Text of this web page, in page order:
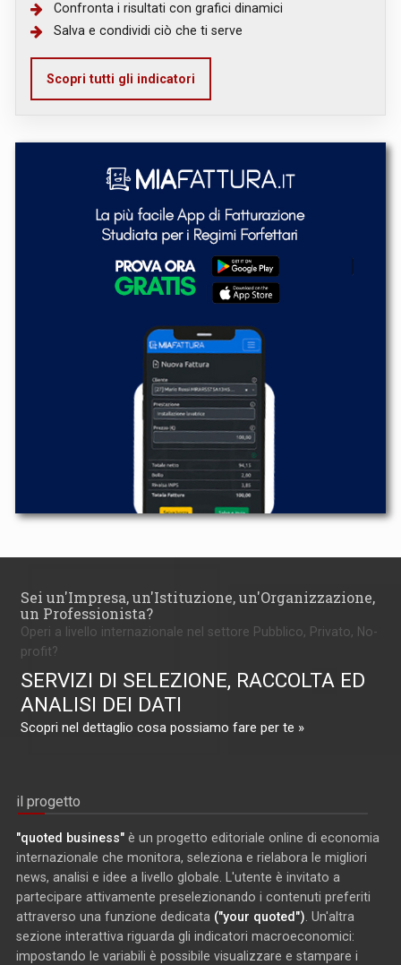
Confronta i risultati con grafici dinamici
Salva e condividi ciò che ti serve
Scopri tutti gli indicatori
Sei un'Impresa, un'Istituzione, un'Organizzazione,
un Professionista?
Operi a livello internazionale nel settore Pubblico, Privato, No-
profit?
SERVIZI DI SELEZIONE, RACCOLTA ED
ANALISI DEI DATI
Scopri nel dettaglio cosa possiamo fare per te »
il progetto
"quoted business" è un progetto editoriale online di economia
internazionale che monitora, seleziona e rielabora le migliori
news, analisi e idee a livello globale. L'utente è invitato a
partecipare attivamente preselezionando i contenuti preferiti
attraverso una funzione dedicata ("your quoted") . Un'altra
sezione interattiva riguarda gli indicatori macroeconomici:
impostando le variabili è possibile visualizzare e stampare i